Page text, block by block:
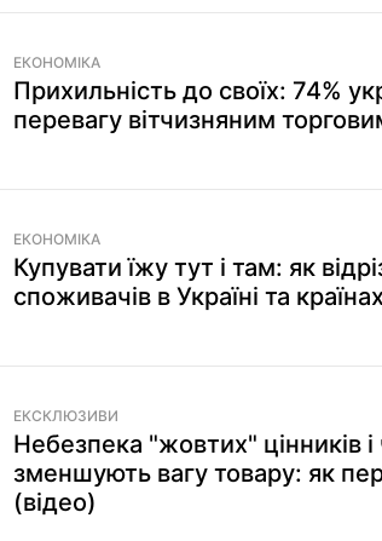
ЕКОНОМІКА
Прихильність до своїх: 74%
перевагу вітчизняним
ЕКОНОМІКА
Купувати їжу тут і там: як
споживачів в Україні та
ЕКСКЛЮЗИВИ
Небезпека "жовтих" цінників
зменшують вагу товару: як
(відео)